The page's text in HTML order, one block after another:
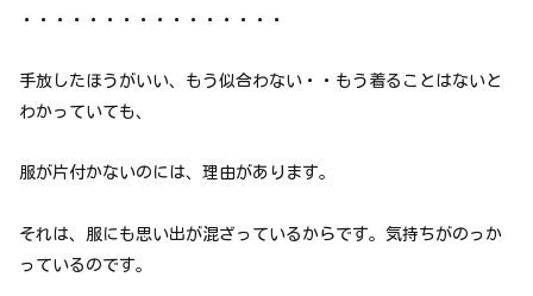
・・・・・・・・・・・・・・・・
手放したほうがいい、もう似合わない・・もう着ることはないと
わかっていても、
服が片付かないのには、理由があります。
それは、服にも思い出が混ざっているからです。気持ちがのっか
っているのです。